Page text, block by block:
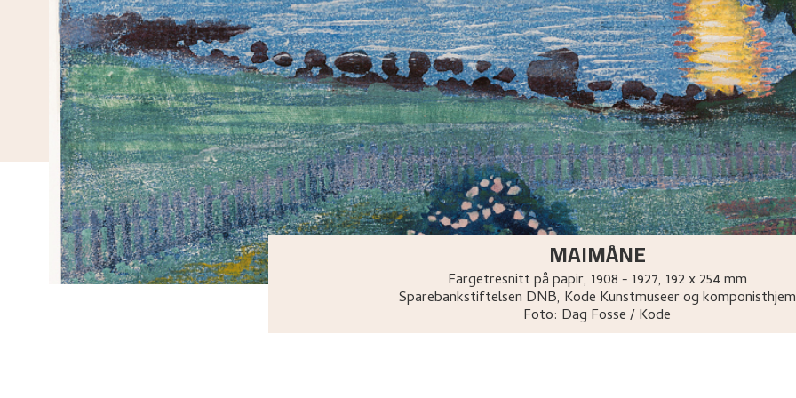
MAIMÅNE
Fargetresnitt på papir, 1908 - 1927, 192 x 254 mm
Sparebankstiftelsen DNB, Kode Kunstmuseer og komponisthjem
Foto: Dag Fosse / Kode